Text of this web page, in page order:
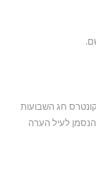
חג השבועות
לעיל הערה